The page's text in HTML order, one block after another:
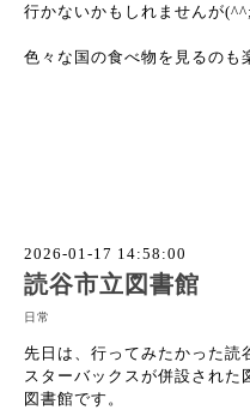
行かないかもしれませんが
色々な国の食べ物を見るのも
2026-01-17 14:58:00
読谷市立図書館
日常
先日は、行ってみたかった読
スターバックスが併設された
図書館です。